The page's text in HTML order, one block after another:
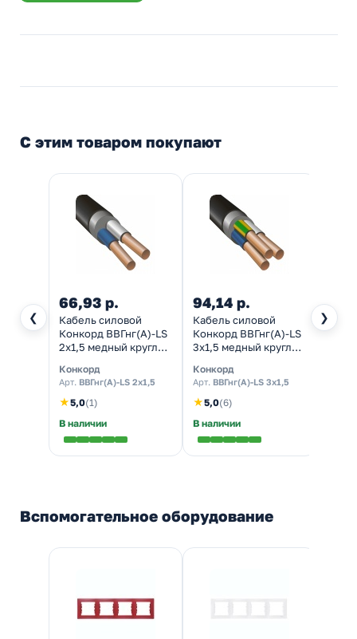
С этим товаром покупают
❮ ❯
66,93 р.
Кабель силовой
Конкорд ВВГнг(А)-LS
2х1,5 медный круглый
Конкорд
Арт. ВВГнг(А)-LS 2х1,5
★5,0(1)
В наличии
94,14 р.
Кабель силовой
Конкорд ВВГнг(А)-LS
3х1,5 медный круглый
Конкорд
Арт. ВВГнг(А)-LS 3х1,5
★5,0(6)
В наличии
Вспомогательное оборудование